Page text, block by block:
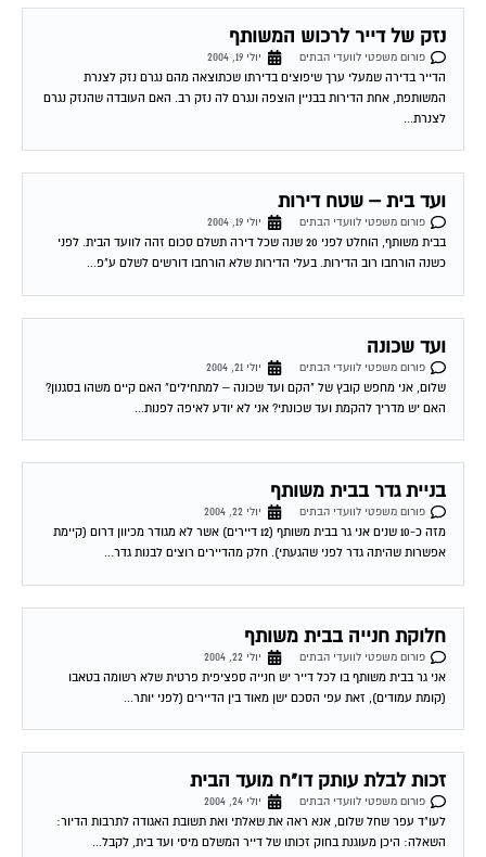
נזק של דייר לרכוש המשותף
פורום משפטי לוועדי הבתים
יולי 19, 2004
הדייר בדירה שמעלי ערך שיפוצים בדירתו שכתוצאה מהם נגרם נזק לצנרת
המשותפת, אחת הדירות בבניין הוצפה ונגרם לה נזק רב. האם העובדה שהנזק נגרם
לצנרת...
ועד בית – שטח דירות
פורום משפטי לוועדי הבתים
יולי 19, 2004
בבית משותף, הוחלט לפני 20 שנה שכל דירה תשלם סכום זהה לוועד הבית. לפני
כשנה הורחבו רוב הדירות. בעלי הדירות שלא הורחבו דורשים לשלם ע"פ...
ועד שכונה
פורום משפטי לוועדי הבתים
יולי 21, 2004
שלום, אני מחפש קובץ של "הקם ועד שכונה – למתחילים" האם קיים משהו בסגנון?
האם יש מדריך להקמת ועד שכונתי? אני לא יודע לאיפה לפנות...
בניית גדר בבית משותף
פורום משפטי לוועדי הבתים
יולי 22, 2004
מזה כ-10 שנים אני גר בבית משותף (12 דיירים) אשר לא מגודר מכיוון דרום (קיימת
אפשרות שהיתה גדר לפני שהגעתי). חלק מהדיירים רוצים לבנות גדר...
חלוקת חנייה בבית משותף
פורום משפטי לוועדי הבתים
יולי 22, 2004
אני גר בבית משותף בו לכל דייר יש חנייה ספציפית פרטית שלא רשומה בטאבו
(קומת עמודים), זאת עפי הסכם ישן מאוד בין הדיירים (לפני יותר...
זכות לבלת עותק דו"ח מועד הבית
פורום משפטי לוועדי הבתים
יולי 24, 2004
לעו"ד עפר שחל שלום, אנא ראה את שאלתי ואת תשובת האגודה לתרבות הדיור:
השאלה: היכן מעוגנת בחוק זכותו של דייר המשלם מיסי ועד בית, לקבל...